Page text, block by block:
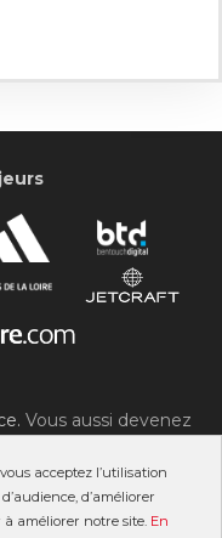
acceptez l’utilisation
d’améliorer
améliorer notre site. En
Vous aussi devenez